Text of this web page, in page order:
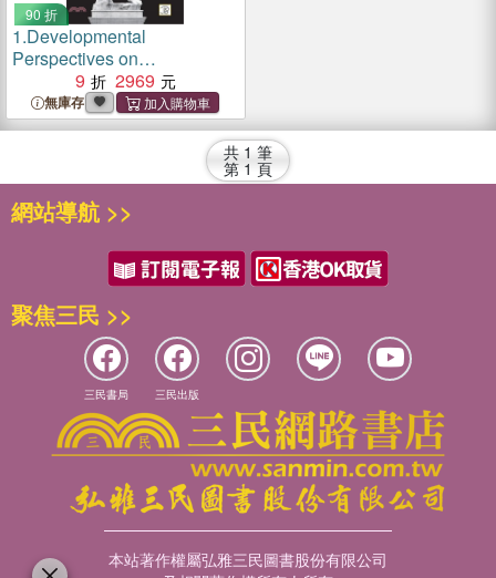
90 折
1.Developmental
Perspectives on
Embodiment and
Consciousness
9 2969
無庫存
共 1 筆
第 1 頁
網站導航 >>
聚焦三民 >>
三民書局 三民出版
本站著作權屬弘雅三民圖書股份有限公司